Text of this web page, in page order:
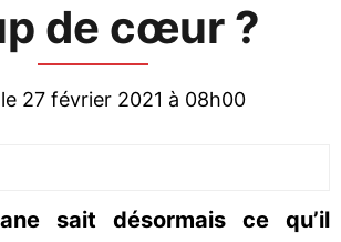
de cœur ?
27 février 2021 à 08h00
sait désormais ce qu’il